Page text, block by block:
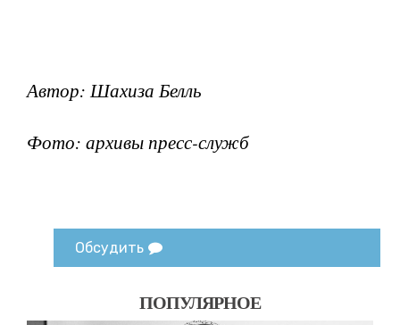
Автор: Шахиза Белль
Фото: архивы пресс-служб
Обсудить
ПОПУЛЯРНОЕ